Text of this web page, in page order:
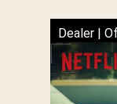
Dealer |